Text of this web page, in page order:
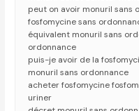
peut on avoir monuril sans
fosfomycine sans
équivalent monuril sans
ordonnance
puis-je avoir de la
monuril sans ordonnance
acheter fosfomycine
uriner